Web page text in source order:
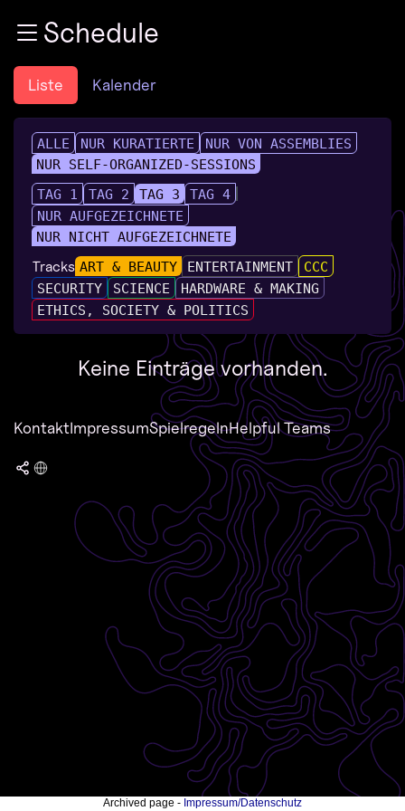
Zum InhaltSchedule
Liste Kalender
ALLE NUR KURATIERTE
NUR VON ASSEMBLIES
NUR SELF-ORGANIZED-SESSIONS
TAG 1
TAG 2 TAG 3
TAG 4
NUR AUFGEZEICHNETE
NUR NICHT AUFGEZEICHNETE
Tracks ART & BEAUTY ENTERTAINMENT
CCC
SECURITY
SCIENCE
HARDWARE & MAKING
ETHICS, SOCIETY & POLITICS
Keine Einträge vorhanden.
KontaktImpressumSpielregelnHelpful Teams
Archived page - Impressum/Datenschutz